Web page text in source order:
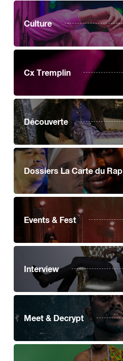
Culture
Cx Tremplin
Découverte
Dossiers La Carte du Rap
Events & Fest
Interview
Meet & Decrypt